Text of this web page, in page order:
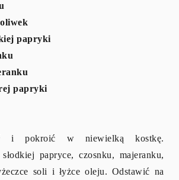
papryki
papryki
i pokroić w niewielką kostkę.
papryce, czosnku, majeranku,
soli i łyżce oleju. Odstawić na